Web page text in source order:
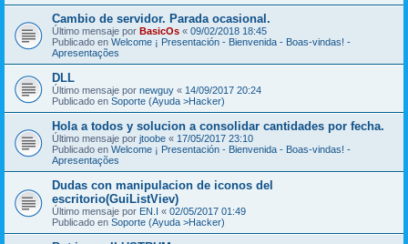
Cambio de servidor. Parada ocasional.
Último mensaje por BasicOs « 09/02/2018 18:45
Publicado en Welcome ¡ Presentación - Bienvenida - Boas-vindas! -
Apresentações
DLL
Último mensaje por newguy « 14/09/2017 20:24
Publicado en Soporte (Ayuda >Hacker)
Hola a todos y solucion a consolidar cantidades por fecha.
Último mensaje por jtoobe « 17/05/2017 23:10
Publicado en Welcome ¡ Presentación - Bienvenida - Boas-vindas! -
Apresentações
Dudas con manipulacion de iconos del
escritorio(GuiListViev)
Último mensaje por EN.I « 02/05/2017 01:49
Publicado en Soporte (Ayuda >Hacker)